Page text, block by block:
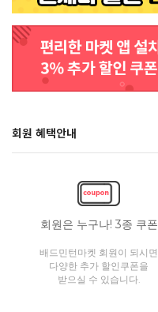
회원 혜택안내
회원은 누구나! 3종 쿠폰
배드민턴마켓 회원이 되시면
다양한 추가 할인쿠폰을
받으실 수 있습니다.